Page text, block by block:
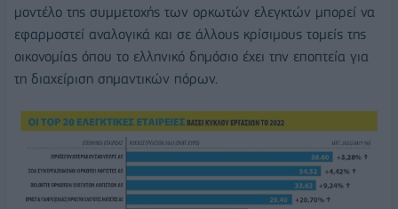
μοντέλο της συμμετοχής των ορκωτών ελεγκτών μπορεί να
εφαρμοστεί αναλογικά και σε άλλους κρίσιμους τομείς της
οικονομίας όπου το ελληνικό δημόσιο έχει την εποπτεία για
τη διαχείριση σημαντικών πόρων.